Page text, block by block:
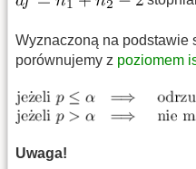
Wyznaczoną na podstawie
porównujemy z poziomem
Uwaga!